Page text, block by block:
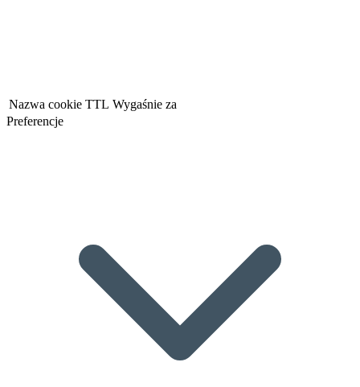
Nazwa cookie TTL Wygaśnie za
Preferencje